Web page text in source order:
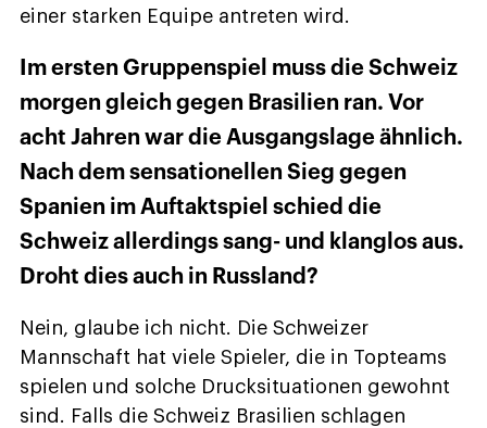
einer starken Equipe antreten wird.
Im ersten Gruppenspiel muss die Schweiz
morgen gleich gegen Brasilien ran. Vor
acht Jahren war die Ausgangslage ähnlich.
Nach dem sensationellen Sieg gegen
Spanien im Auftaktspiel schied die
Schweiz allerdings sang- und klanglos aus.
Droht dies auch in Russland?
Nein, glaube ich nicht. Die Schweizer
Mannschaft hat viele Spieler, die in Topteams
spielen und solche Drucksituationen gewohnt
sind. Falls die Schweiz Brasilien schlagen